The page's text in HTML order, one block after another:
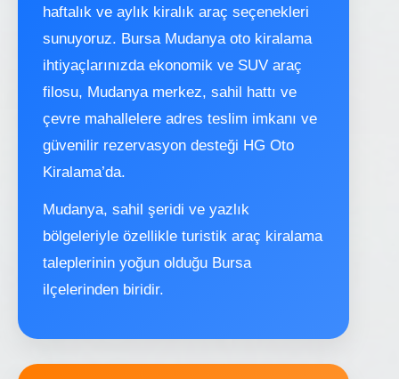
haftalık ve aylık kiralık araç seçenekleri
sunuyoruz. Bursa Mudanya oto kiralama
ihtiyaçlarınızda ekonomik ve SUV araç
filosu, Mudanya merkez, sahil hattı ve
çevre mahallelere adres teslim imkanı ve
güvenilir rezervasyon desteği HG Oto
Kiralama’da.
Mudanya, sahil şeridi ve yazlık
bölgeleriyle özellikle turistik araç kiralama
taleplerinin yoğun olduğu Bursa
ilçelerinden biridir.